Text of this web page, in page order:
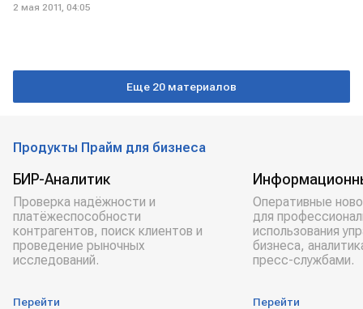
2 мая 2011, 04:05
Еще 20 материалов
Продукты Прайм для бизнеса
БИР-Аналитик
Проверка надёжности и
платёжеспособности
контрагентов, поиск клиентов и
проведение рыночных
исследований.
Перейти
Оперативные
для
использования
бизнеса,
пресс-службами.
Перейти